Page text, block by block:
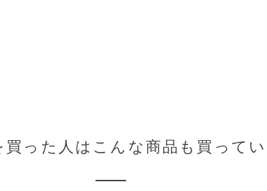
買った人はこんな商品も買って